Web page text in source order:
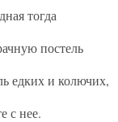
тогда
постель
едких и колючих,
с нее.